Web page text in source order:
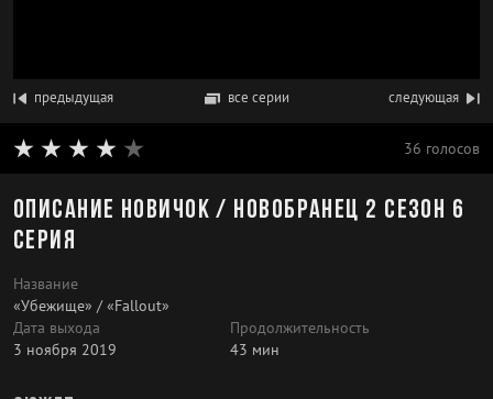
предыдущая все серии следующая
36 голосов
Описание Новичок / Новобранец 2 сезон 6
серия
Название
«Убежище» / «Fallout»
Дата выхода
3 ноября 2019
Продолжительность
43 мин